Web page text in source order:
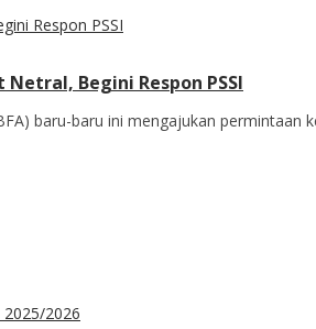
Begini Respon PSSI
baru-baru ini mengajukan permintaan